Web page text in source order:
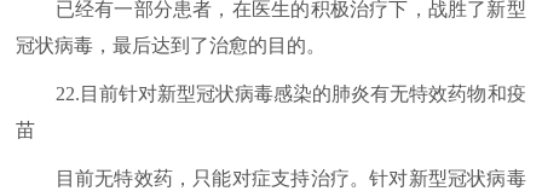
已经有一部分患者，在医生的积极治疗下，战胜了新型
冠状病毒，最后达到了治愈的目的。
22.目前针对新型冠状病毒感染的肺炎有无特效药物和疫
苗
目前无特效药，只能对症支持治疗。针对新型冠状病毒